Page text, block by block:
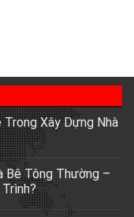
Trong Xây Dựng Nhà
Bê Tông Thường –